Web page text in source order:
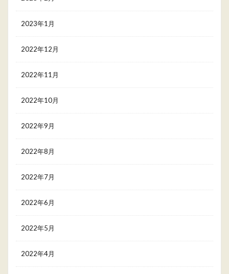
2023年1月
2022年12月
2022年11月
2022年10月
2022年9月
2022年8月
2022年7月
2022年6月
2022年5月
2022年4月